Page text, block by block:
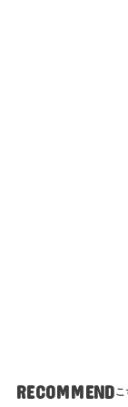
RECOMMEND